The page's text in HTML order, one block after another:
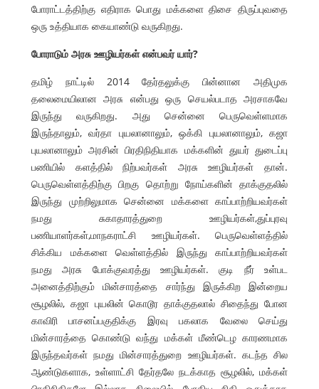
போராட்டத்திற்கு எதிராக பொது மக்களை திசை திருப்புவதை
ஒரு உத்தியாக கையாண்டு வருகிறது.
போராடும் அரசு ஊழியர்கள் என்பவர் யார்?
தமிழ் நாட்டில் 2014 தேர்தலுக்கு பின்னான அதிமுக
தலைமையிலான அரசு என்பது ஒரு செயல்படாத அரசாகவே
இருந்து வருகிறது. அது சென்னை பெருவெள்ளமாக
இருந்தாலும், வர்தா புயலானாலும், ஒக்கி புயலானாலும், கஜா
புயலானாலும் அரசின் பிரதிநிதியாக மக்களின் துயர் துடைப்பு
பணியில் களத்தில் நிற்பவர்கள் அரசு ஊழியர்கள் தான்.
பெருவெள்ளத்திற்கு பிறகு தொற்று நோய்களின் தாக்குதலில்
இருந்து முற்றிலுமாக சென்னை மக்களை காப்பாற்றியவர்கள்
நமது சுகாதாரத்துறை ஊழியர்கள்,துப்புரவு
பணியாளர்கள்,மாநகராட்சி ஊழியர்கள். பெருவெள்ளத்தில்
சிக்கிய மக்களை வெள்ளத்தில் இருந்து காப்பாற்றியவர்கள்
நமது அரசு போக்குவரத்து ஊழியர்கள். குடி நீர் உள்பட
அனைத்திற்கும் மின்சாரத்தை சார்ந்து இருக்கிற இன்றைய
சூழலில், கஜா புயலின் கொடூர தாக்குதலால் சிதைந்து போன
காவிரி பாசனப்பகுதிக்கு இரவு பகலாக வேலை செய்து
மின்சாரத்தை கொண்டு வந்து மக்கள் மீண்டெழ காரணமாக
இருந்தவர்கள் நமது மின்சாரத்துறை ஊழியர்கள். கடந்த சில
ஆண்டுகளாக, உள்ளாட்சி தேர்தலே நடக்காத சூழலில், மக்கள்